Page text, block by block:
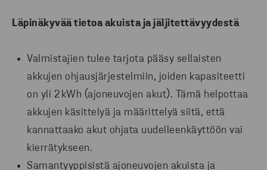
Läpinäkyvää tietoa akuista ja jäljitettävyydestä
Valmistajien tulee tarjota pääsy sellaisten
akkujen ohjausjärjestelmiin, joiden kapasiteetti
on yli 2 kWh (ajoneuvojen akut). Tämä helpottaa
akkujen käsittelyä ja määrittelyä siitä, että
kannattaako akut ohjata uudelleenkäyttöön vai
kierrätykseen.
Samantyyppisistä ajoneuvojen akuista ja